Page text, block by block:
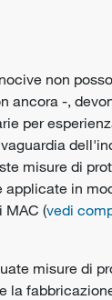
non
ancora -,
per
misure di
applicate in
MAC (vedi
misure di
la